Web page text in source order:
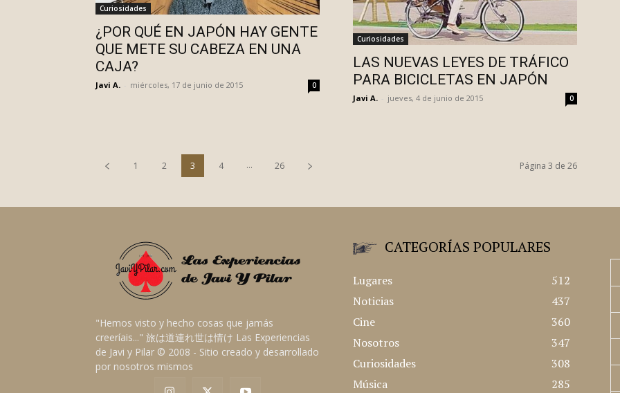
Curiosidades
¿POR QUÉ EN JAPÓN HAY GENTE
QUE METE SU CABEZA EN UNA
CAJA?
Javi A. miércoles, 17 de junio de 2015 0
Curiosidades
LAS NUEVAS LEYES DE TRÁFICO
PARA BICICLETAS EN JAPÓN
Javi A. jueves, 4 de junio de 2015 0
1 2 3 4 ... 26 Página 3 de 26
"Hemos visto y hecho cosas que jamás
creeríais..." 旅は道連れ世は情け Las Experiencias
de Javi y Pilar © 2008 - Sitio creado y desarrollado
por nosotros mismos
CATEGORÍAS POPULARES
Lugares
512
Noticias
437
Cine
360
Nosotros
347
Curiosidades
308
Música
285